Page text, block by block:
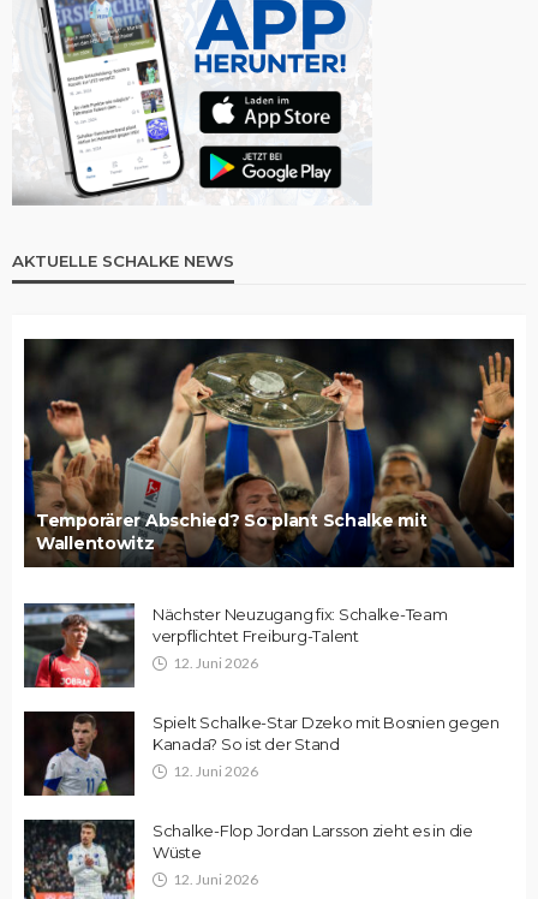
AKTUELLE SCHALKE NEWS
Temporärer Abschied? So plant Schalke mit
Wallentowitz
Nächster Neuzugang fix: Schalke-Team
verpflichtet Freiburg-Talent
12. Juni 2026
Spielt Schalke-Star Dzeko mit Bosnien gegen
Kanada? So ist der Stand
12. Juni 2026
Schalke-Flop Jordan Larsson zieht es in die
Wüste
12. Juni 2026